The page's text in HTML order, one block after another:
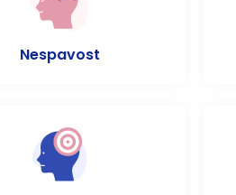
Nespavost